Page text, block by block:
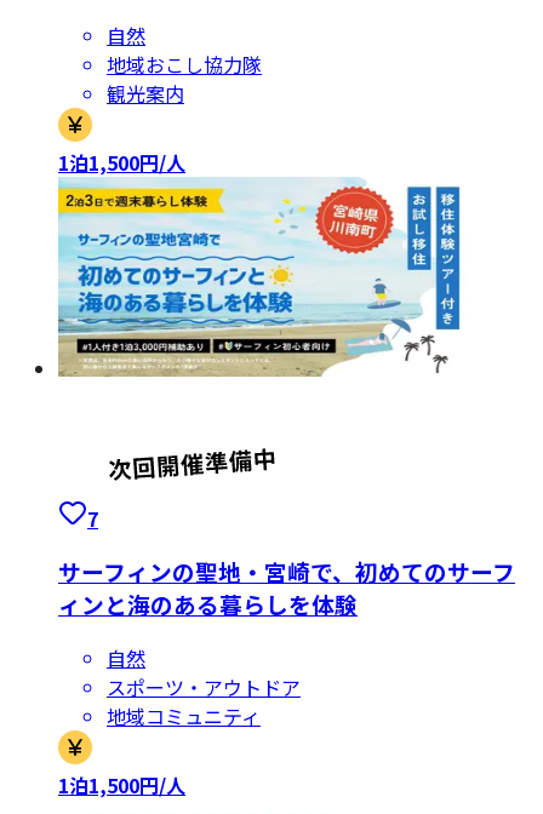
自然
地域おこし協力隊
観光案内
1泊1,500円/人
7
サーフィンの聖地・宮崎で、初めてのサーフ
ィンと海のある暮らしを体験
自然
スポーツ・アウトドア
地域コミュニティ
1泊1,500円/人